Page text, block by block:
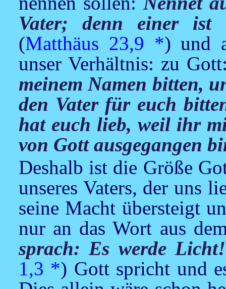
Vater; denn einer ist
(Matthäus 23,9 *) und
unser Verhältnis: zu
meinem Namen bitten,
den Vater für euch
hat euch lieb, weil ihr
von Gott ausgegangen
Deshalb ist die Größe
unseres Vaters, der uns
seine Macht übersteigt
nur an das Wort aus
sprach: Es werde
1,3 *) Gott spricht und